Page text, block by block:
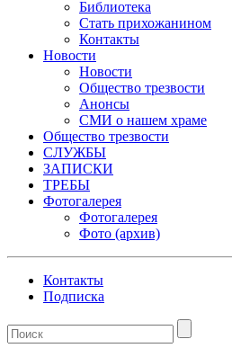
Библиотека
Стать прихожанином
Контакты
Новости
Новости
Общество трезвости
Анонсы
СМИ о нашем храме
Общество трезвости
СЛУЖБЫ
ЗАПИСКИ
ТРЕБЫ
Фотогалерея
Фотогалерея
Фото (архив)
Контакты
Подписка